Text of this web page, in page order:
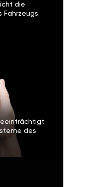
die
Fahrzeugs.
des